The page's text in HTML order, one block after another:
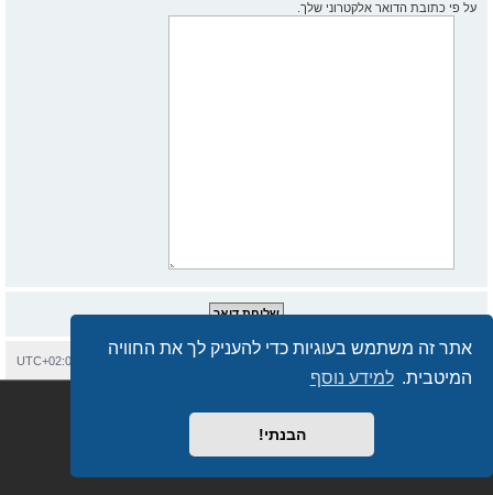
אתר זה משתמש בעוגיות כדי להעניק לך את החוויה
המיטבית. למידע נוסף
הבנתי!
על פי כתובת הדואר אלקטרוני שלך.
UTC+02:00 מחיקת עוגיות
Revolution style by
מבוסס עלphpBB.co.il - פורומים בעברית . © 2017 - phpBB.co.il.